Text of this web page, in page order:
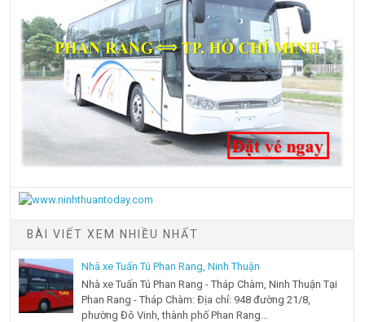
BÀI VIẾT XEM NHIỀU NHẤT
Nhà xe Tuấn Tú Phan Rang, Ninh Thuận
Nhà xe Tuấn Tú Phan Rang - Tháp Chàm, Ninh Thuận Tại
Phan Rang - Tháp Chàm: Địa chỉ: 948 đường 21/8,
phường Đô Vinh, thành phố Phan Rang...